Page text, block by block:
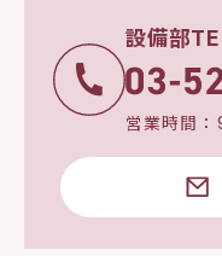
設備部
営業時間